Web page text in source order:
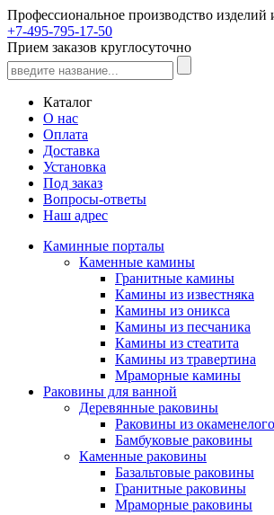
Профессиональное производство
+7-495-795-17-50
Прием заказов круглосуточно
Каталог
О нас
Оплата
Доставка
Установка
Под заказ
Вопросы-ответы
Наш адрес
Каминные порталы
Каменные камины
Гранитные камины
Камины из известняка
Камины из оникса
Камины из песчаника
Камины из стеатита
Камины из травертина
Мраморные камины
Раковины для ванной
Деревянные раковины
Раковины из
Бамбуковые раковины
Каменные раковины
Базальтовые раковины
Гранитные раковины
Мраморные раковины